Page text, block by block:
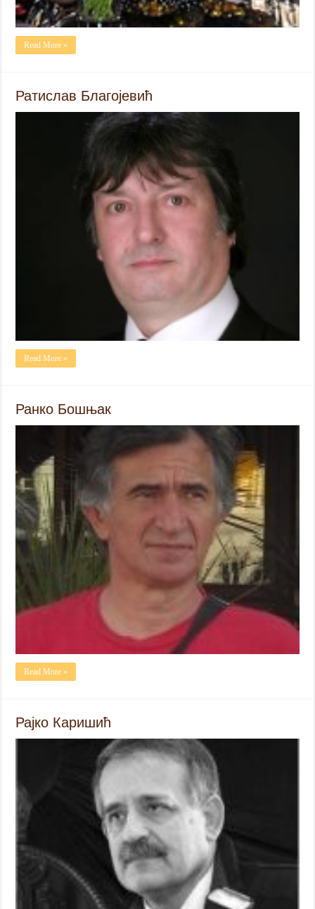
Read More »
Ратислав Благојевић
Read More »
Ранко Бошњак
Read More »
Рајко Каришић